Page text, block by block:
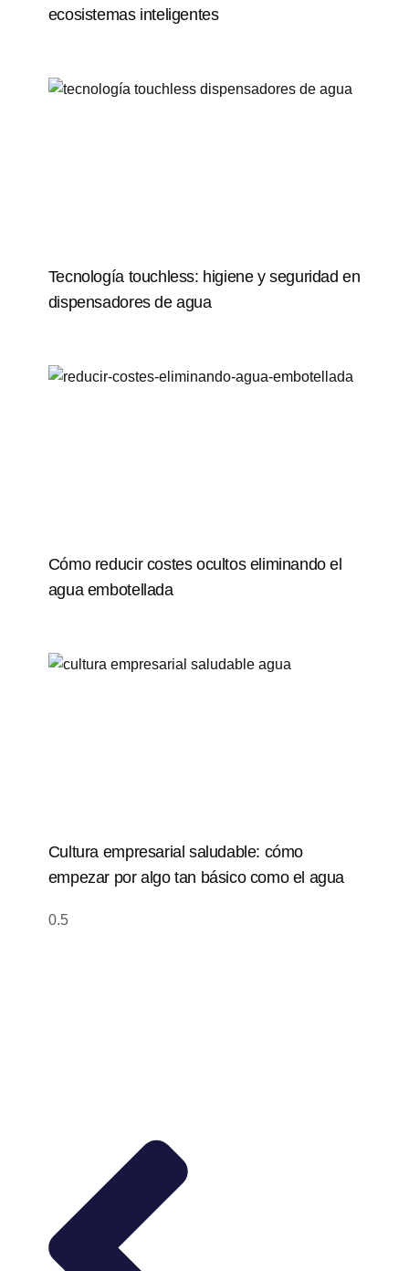
ecosistemas inteligentes
Tecnología touchless: higiene y seguridad en
dispensadores de agua
Cómo reducir costes ocultos eliminando el
agua embotellada
Cultura empresarial saludable: cómo
empezar por algo tan básico como el agua